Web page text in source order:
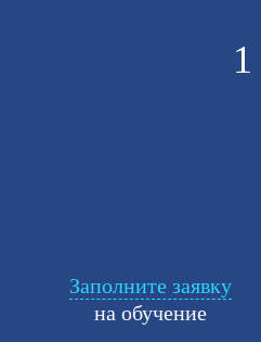
Заполните заявку
на обучение